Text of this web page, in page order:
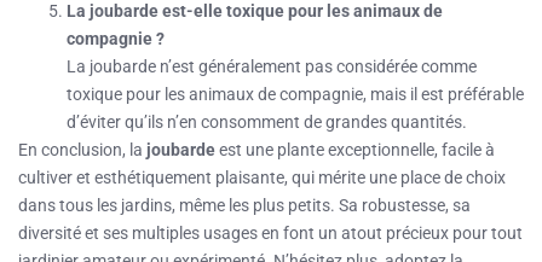
La joubarde est-elle toxique pour les animaux de
compagnie ?
La joubarde n’est généralement pas considérée comme
toxique pour les animaux de compagnie, mais il est préférable
d’éviter qu’ils n’en consomment de grandes quantités.
En conclusion, la joubardeest une plante exceptionnelle, facile à
cultiver et esthétiquement plaisante, qui mérite une place de choix
dans tous les jardins, même les plus petits. Sa robustesse, sa
diversité et ses multiples usages en font un atout précieux pour tout